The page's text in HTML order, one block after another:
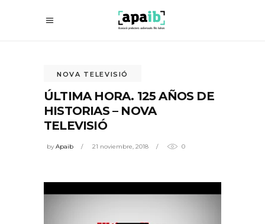
NOVA TELEVISIÓ
ÚLTIMA HORA. 125 AÑOS DE
HISTORIAS – NOVA
TELEVISIÓ
byApaib 21 noviembre, 2018 0